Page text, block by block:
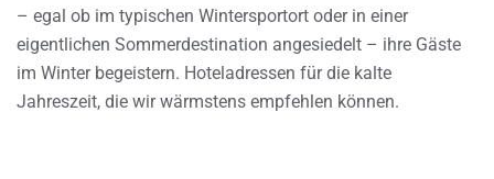
– egal ob im typischen Wintersportort oder in einer
eigentlichen Sommerdestination angesiedelt – ihre Gäste
im Winter begeistern. Hoteladressen für die kalte
Jahreszeit, die wir wärmstens empfehlen können.